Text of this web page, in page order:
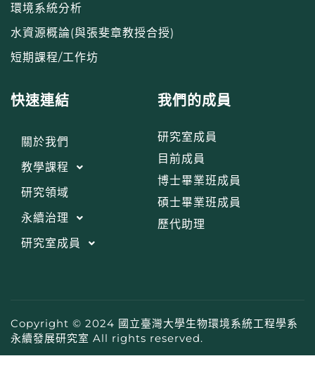
環境系統分析
水資源概論(與張斐章教授合授)
短期課程/工作坊
快速連結
關於我們
教學課程
研究領域
永續治理
研究室成員
我們的成員
研究室成員
目前成員
博士畢業班成員
碩士畢業班成員
歷代助理
Copyright © 2024 國立臺灣大學生物環境系統工程學系
永續發展研究室 All rights reserved.